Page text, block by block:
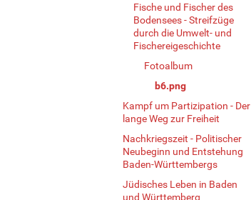
Fische und Fischer des
Bodensees - Streifzüge
durch die Umwelt- und
Fischereigeschichte
Fotoalbum
b6.png
Kampf um Partizipation - Der
lange Weg zur Freiheit
Nachkriegszeit - Politischer
Neubeginn und Entstehung
Baden-Württembergs
Jüdisches Leben in Baden
und Württemberg